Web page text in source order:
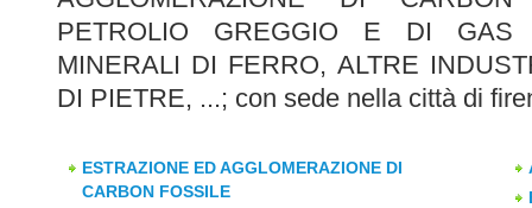
PETROLIO GREGGIO E DI GAS
MINERALI DI FERRO, ALTRE
DI PIETRE, ...; con sede nella città di
ESTRAZIONE ED AGGLOMERAZIONE DI
CARBON FOSSILE